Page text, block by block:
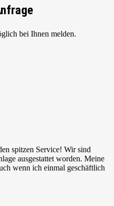
bei Ihnen melden.
spitzen Service! Wir sind
ausgestattet worden. Meine
wenn ich einmal geschäftlich